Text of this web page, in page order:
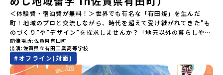
si=e5erbspvwz5O8_uF【アーカイブ内容】・おためし地域留学の
魅力・メリット・2026年度、日本全国20以上の対象地域について・
安心のサポート体制・質疑応答※各地域の詳細なプログラムは、以
下の【STEP2】個別説明会にて紹介しています。ーーーーーーーー
ーーーーーーーーーーーーーーーー💡疑問も不安もワクワクに変え
る！2つのステップ知りたいことに合わせて、2つの説明会をご活用
ください！【STEP1】全体オンライン説明会の視聴（☆上の動画で
いつでも視聴可能です） 〜まずは「おためし地域留学」を知りたい
＜体験費・宿泊費が無料！＞世界でも有名な「有田焼」を生んだ
町！地域のプロと交流しながら、時代を超えて受け継がれてきた”も
のづくり”や”デザイン”を探求しませんか？「地元以外の暮らしや文
化が気になる。いつか留学してみたい！」「豊かな自然と伝統文
化、町並みに興味がある！」「ものづくりやきれいなデザインが好
き！」そんな中学生のみなさんにおすすめ！「おためし地域留学体
験」は、日本全国約200の高校と連携し、地域の枠を超えて学校生活
開催場所 佐賀県有田町
出演 佐賀県立有田工業高等学校
#オフライン(対面)